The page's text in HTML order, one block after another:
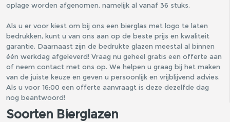
oplage worden afgenomen, namelijk al vanaf 36 stuks.
Als u er voor kiest om bij ons een bierglas met logo te laten
bedrukken, kunt u van ons aan op de beste prijs en kwaliteit
garantie. Daarnaast zijn de bedrukte glazen meestal al binnen
één werkdag afgeleverd! Vraag nu geheel gratis een offerte aan
of neem contact met ons op. We helpen u graag bij het maken
van de juiste keuze en geven u persoonlijk en vrijblijvend advies.
Als u voor 16:00 een offerte aanvraagt is deze dezelfde dag
nog beantwoord!
Soorten Bierglazen